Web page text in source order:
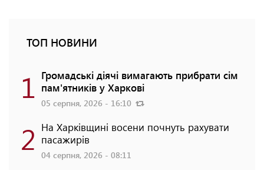
ТОП НОВИНИ
1 Громадські діячі вимагають прибрати сім
пам'ятників у Харкові
05 серпня, 2026 - 16:10
2 На Харківщині восени почнуть рахувати
пасажирів
04 серпня, 2026 - 08:11